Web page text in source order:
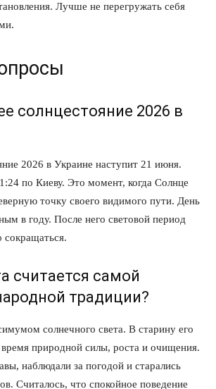
Лучше не перегружать себя
солнцестояние 2026 в
2026 в Украине наступит 21 июня.
по Киеву. Это момент, когда Солнце
точку своего видимого пути. День
в году. После него световой период
сокращаться.
считается самой
традиции?
солнечного света. В старину его
природной силы, роста и очищения.
наблюдали за погодой и старались
Считалось, что спокойное поведение